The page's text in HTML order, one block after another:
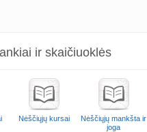
ir skaičiuoklės
Nėščiųjų kursai
Nėščiųjų mankšta ir
joga